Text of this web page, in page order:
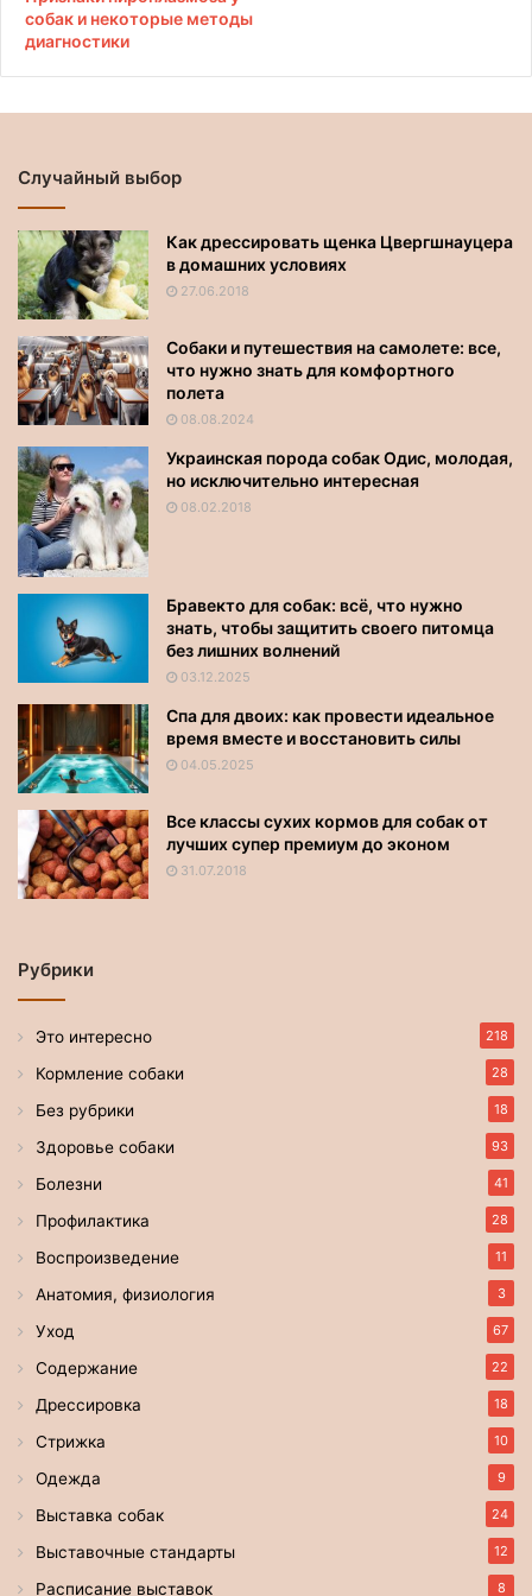
собак и некоторые методы
диагностики
Случайный выбор
Как дрессировать щенка Цвергшнауцера
в домашних условиях
27.06.2018
Собаки и путешествия на самолете: все,
что нужно знать для комфортного
полета
08.08.2024
Украинская порода собак Одис, молодая,
но исключительно интересная
08.02.2018
Бравекто для собак: всё, что нужно
знать, чтобы защитить своего питомца
без лишних волнений
03.12.2025
Спа для двоих: как провести идеальное
время вместе и восстановить силы
04.05.2025
Все классы сухих кормов для собак от
лучших супер премиум до эконом
31.07.2018
Рубрики
Это интересно 218
Кормление собаки 28
Без рубрики 18
Здоровье собаки 93
Болезни 41
Профилактика 28
Воспроизведение 11
Анатомия, физиология 3
Уход 67
Содержание 22
Дрессировка 18
Стрижка 10
Одежда 9
Выставка собак 24
Выставочные стандарты 12
Расписание выставок 8